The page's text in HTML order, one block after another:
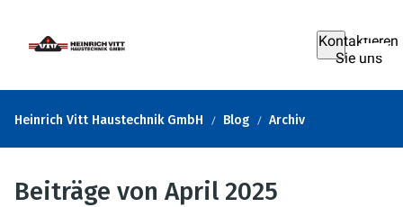
Kontaktieren
Sie uns
Heinrich Vitt Haustechnik GmbH Blog Archiv
Beiträge von April 2025